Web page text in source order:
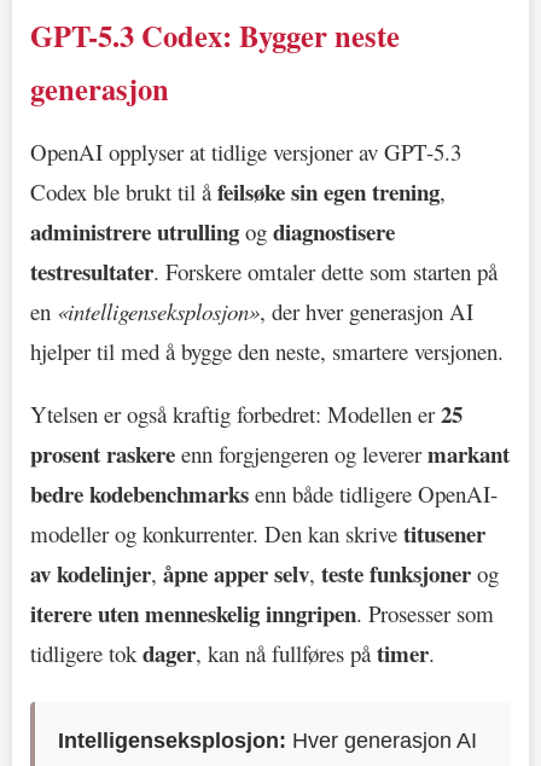
GPT-5.3 Codex: Bygger neste
generasjon
OpenAI opplyser at tidlige versjoner av GPT-5.3
Codex ble brukt til åfeilsøke sin egen trening,
administrere utrulling og diagnostisere
testresultater. Forskere omtaler dette som starten på
en «intelligenseksplosjon», der hver generasjon AI
hjelper til med å bygge den neste, smartere versjonen.
Ytelsen er også kraftig forbedret: Modellen er25
prosent raskere enn forgjengeren og leverermarkant
bedre kodebenchmarks enn både tidligere OpenAI-
modeller og konkurrenter. Den kan skrive titusener
av kodelinjer, åpne apper selv, teste funksjoner og
iterere uten menneskelig inngripen. Prosesser som
tidligere tokdager, kan nå fullføres påtimer.
Intelligenseksplosjon: Hver generasjon AI